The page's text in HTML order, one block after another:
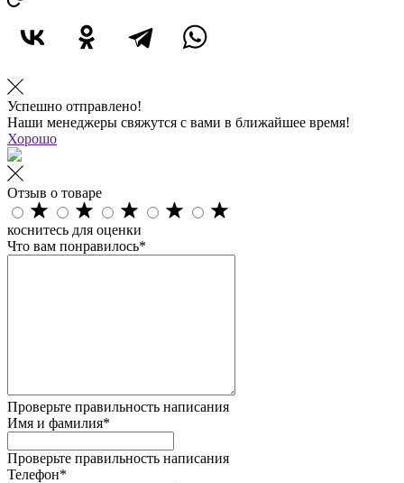
Успешно отправлено!
Наши менеджеры свяжутся с вами в ближайшее время!
Хорошо
Отзыв о товаре
коснитесь для оценки
Что вам понравилось*
Проверьте правильность написания
Имя и фамилия*
Проверьте правильность написания
Телефон*